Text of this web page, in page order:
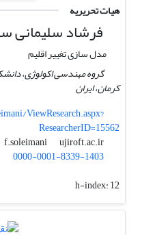
هیات تحریریه
فرشاد سلیمانی
مدل سازی تغییر اقلیم
گروه مهندسی اکولوژی،
کرمان، ایران
ViewResearch.aspx?
ResearcherID=15562
f.soleimani
ujiroft.ac.ir
0000-0001-8339-1403
h-index:12